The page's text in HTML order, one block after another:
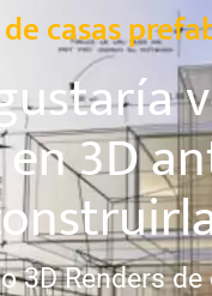
casas
3D
3D Renders de